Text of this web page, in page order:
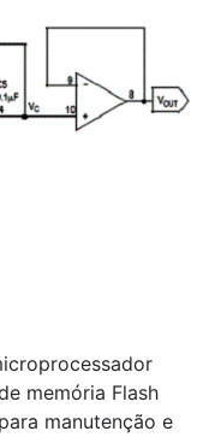
memória Flash
manutenção e